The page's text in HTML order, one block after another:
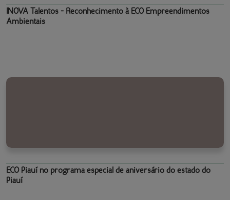
INOVA Talentos - Reconhecimento à ECO Empreendimentos
Ambientais
ECO Piauí no programa especial de aniversário do estado do
Piauí